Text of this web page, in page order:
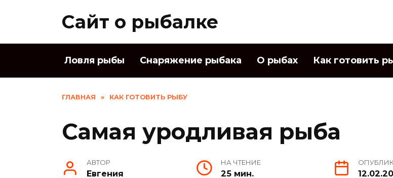
Сайт о рыбалке
Ловля рыбы Снаряжение рыбака О рыбах Как готовить
ГЛАВНАЯ » КАК ГОТОВИТЬ РЫБУ
Самая уродливая рыба
АВТОР
Евгения
НА ЧТЕНИЕ
25 мин.